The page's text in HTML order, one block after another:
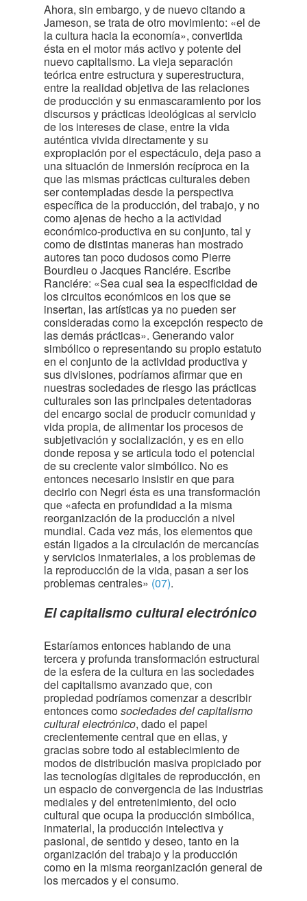
Ahora, sin embargo, y de nuevo citando a
Jameson, se trata de otro movimiento: «el de
la cultura hacia la economía», convertida
ésta en el motor más activo y potente del
nuevo capitalismo. La vieja separación
teórica entre estructura y superestructura,
entre la realidad objetiva de las relaciones
de producción y su enmascaramiento por los
discursos y prácticas ideológicas al servicio
de los intereses de clase, entre la vida
auténtica vivida directamente y su
expropiación por el espectáculo, deja paso a
una situación de inmersión recíproca en la
que las mismas prácticas culturales deben
ser contempladas desde la perspectiva
específica de la producción, del trabajo, y no
como ajenas de hecho a la actividad
económico-productiva en su conjunto, tal y
como de distintas maneras han mostrado
autores tan poco dudosos como Pierre
Bourdieu o Jacques Ranciére. Escribe
Ranciére: «Sea cual sea la especificidad de
los circuitos económicos en los que se
insertan, las artísticas ya no pueden ser
consideradas como la excepción respecto de
las demás prácticas». Generando valor
simbólico o representando su propio estatuto
en el conjunto de la actividad productiva y
sus divisiones, podríamos afirmar que en
nuestras sociedades de riesgo las prácticas
culturales son las principales detentadoras
del encargo social de producir comunidad y
vida propia, de alimentar los procesos de
subjetivación y socialización, y es en ello
donde reposa y se articula todo el potencial
de su creciente valor simbólico. No es
entonces necesario insistir en que para
decirlo con Negri ésta es una transformación
que «afecta en profundidad a la misma
reorganización de la producción a nivel
mundial. Cada vez más, los elementos que
están ligados a la circulación de mercancías
y servicios inmateriales, a los problemas de
la reproducción de la vida, pasan a ser los
problemas centrales» (07).
El capitalismo cultural electrónico
Estaríamos entonces hablando de una
tercera y profunda transformación estructural
de la esfera de la cultura en las sociedades
del capitalismo avanzado que, con
propiedad podríamos comenzar a describir
entonces comosociedades del capitalismo
cultural electrónico, dado el papel
crecientemente central que en ellas, y
gracias sobre todo al establecimiento de
modos de distribución masiva propiciado por
las tecnologías digitales de reproducción, en
un espacio de convergencia de las industrias
mediales y del entretenimiento, del ocio
cultural que ocupa la producción simbólica,
inmaterial, la producción intelectiva y
pasional, de sentido y deseo, tanto en la
organización del trabajo y la producción
como en la misma reorganización general de
los mercados y el consumo.